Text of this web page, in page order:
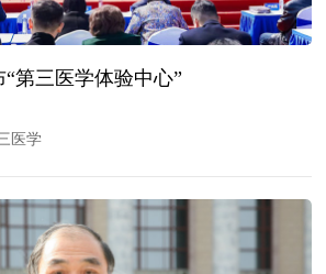
第三医学体验中心”
医学